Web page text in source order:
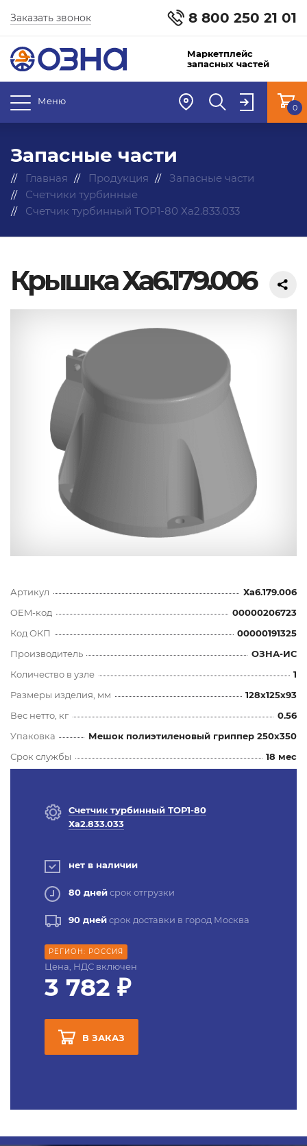
8 800 250 21 01
Заказать звонок
Маркетплейс
запасных частей
Меню
0
Запасные части
Главная Продукция
Запасные части
Счетчики турбинные
Счетчик турбинный ТОР1-80 Ха2.833.033
Крышка Ха6.179.006
Артикул
Ха6.179.006
OEM-код
00000206723
Код ОКП
00000191325
Производитель
ОЗНА-ИС
Количество в узле
1
Размеры изделия, мм
128x125x93
Вес нетто, кг
0.56
Упаковка
Мешок полиэтиленовый гриппер 250х350
Срок службы
18 мес
Счетчик турбинный ТОР1-80
Ха2.833.033
нет в наличии
80 днейсрок отгрузки
90 днейсрок доставки в город Москва
РЕГИОН: РОССИЯ
Цена, НДС включен
3 782 ₽
В ЗАКАЗ